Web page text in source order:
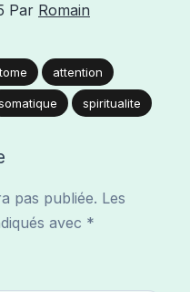
Par Romain
attention
spiritualite
pas publiée. Les
avec *